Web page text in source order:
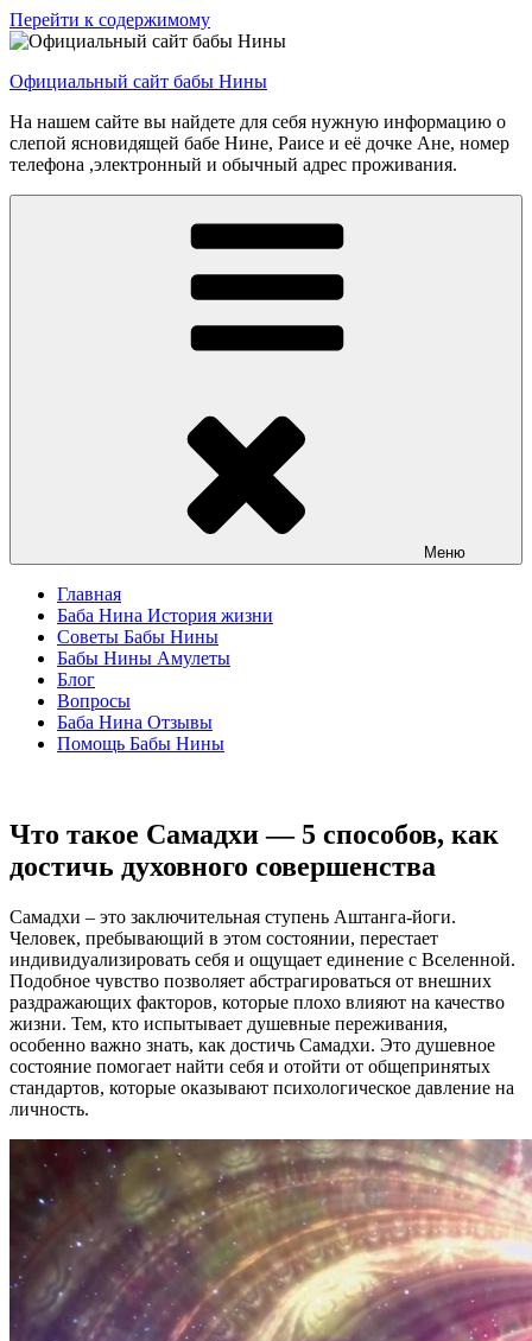
Перейти к содержимому
Официальный сайт бабы Нины
На нашем сайте вы найдете для себя нужную информацию о
слепой ясновидящей бабе Нине, Раисе и её дочке Ане, номер
телефона ,электронный и обычный адрес проживания.
Меню
Главная
Баба Нина История жизни
Советы Бабы Нины
Бабы Нины Амулеты
Блог
Вопросы
Баба Нина Отзывы
Помощь Бабы Нины
Что такое Самадхи — 5 способов, как
достичь духовного совершенства
Самадхи – это заключительная ступень Аштанга-йоги.
Человек, пребывающий в этом состоянии, перестает
индивидуализировать себя и ощущает единение с Вселенной.
Подобное чувство позволяет абстрагироваться от внешних
раздражающих факторов, которые плохо влияют на качество
жизни. Тем, кто испытывает душевные переживания,
особенно важно знать, как достичь Самадхи. Это душевное
состояние помогает найти себя и отойти от общепринятых
стандартов, которые оказывают психологическое давление на
личность.